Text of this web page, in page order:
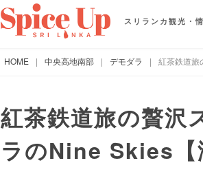
スリランカ観光・
HOME | 中央高地南部 | デモダラ | 紅茶鉄道旅
紅茶鉄道旅の贅沢
ラのNine Skies【